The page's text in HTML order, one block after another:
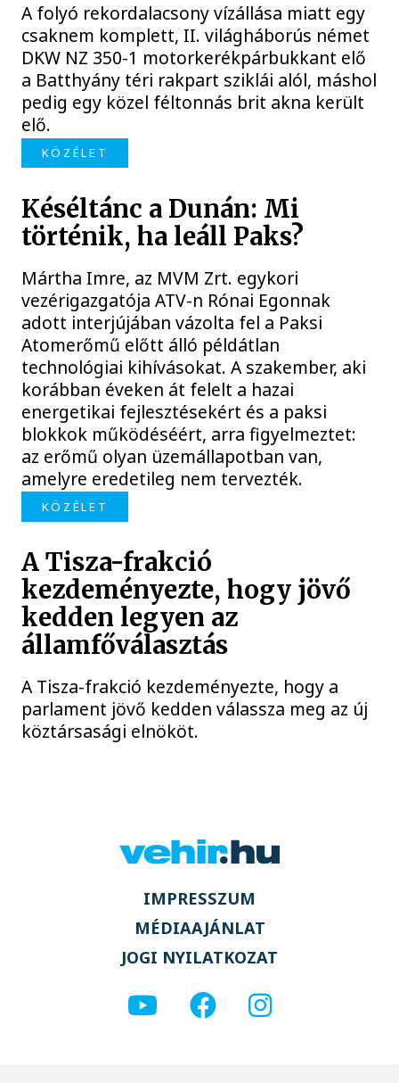
A folyó rekordalacsony vízállása miatt egy
csaknem komplett, II. világháborús német
DKW NZ 350-1 motorkerékpárbukkant elő
a Batthyány téri rakpart sziklái alól, máshol
pedig egy közel féltonnás brit akna került
elő.
KÖZÉLET
Késéltánc a Dunán: Mi
történik, ha leáll Paks?
Mártha Imre, az MVM Zrt. egykori
vezérigazgatója ATV-n Rónai Egonnak
adott interjújában vázolta fel a Paksi
Atomerőmű előtt álló példátlan
technológiai kihívásokat. A szakember, aki
korábban éveken át felelt a hazai
energetikai fejlesztésekért és a paksi
blokkok működéséért, arra figyelmeztet:
az erőmű olyan üzemállapotban van,
amelyre eredetileg nem tervezték.
KÖZÉLET
A Tisza-frakció
kezdeményezte, hogy jövő
kedden legyen az
államfőválasztás
A Tisza-frakció kezdeményezte, hogy a
parlament jövő kedden válassza meg az új
köztársasági elnököt.
IMPRESSZUM
MÉDIAAJÁNLAT
JOGI NYILATKOZAT